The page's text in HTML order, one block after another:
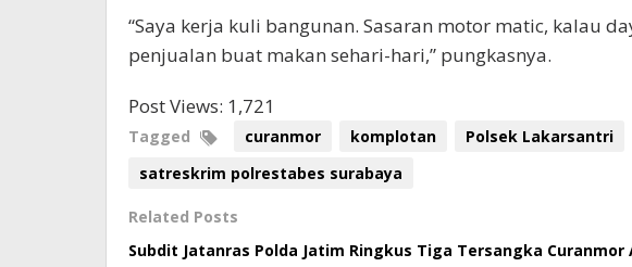
“Saya kerja kuli bangunan. Sasaran motor matic, kalau
penjualan buat makan sehari-hari,” pungkasnya.
Post Views: 1,721
Tagged curanmor komplotan
Polsek Lakarsantri
satreskrim polrestabes surabaya
Related Posts
Subdit Jatanras Polda Jatim Ringkus Tiga Tersangka Curanmor